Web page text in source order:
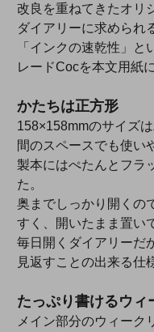
改良を重ねてきたオリ
ダイアリーに求められ
「インクの速乾性」
レードCocを本文用紙
かたちは正方形
158×158mmのサイズ
間のスペースでも使い
製本にはぺたんとフラ
た。
奥までしっかり開くの
すく、開いたまま置い
毎日開くダイアリーだ
見返すことの出来る仕
たっぷり書けるウィ
メイン部分のウィーク